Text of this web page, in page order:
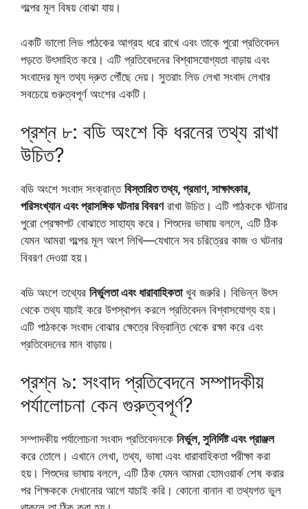
গল্পের মূল বিষয় বোঝা যায়।
একটি ভালো লিড পাঠকের আগ্রহ ধরে রাখে এবং তাকে পুরো প্রতিবেদন
পড়তে উৎসাহিত করে। এটি প্রতিবেদনের বিশ্বাসযোগ্যতা বাড়ায় এবং
সংবাদের মূল তথ্য দ্রুত পৌঁছে দেয়। সুতরাং লিড লেখা সংবাদ লেখার
সবচেয়ে গুরুত্বপূর্ণ অংশের একটি।
প্রশ্ন ৮: বডি অংশে কি ধরনের তথ্য রাখা
উচিত?
বডি অংশে সংবাদ সংক্রান্ত বিস্তারিত তথ্য, প্রমাণ, সাক্ষাৎকার,
পরিসংখ্যান এবং প্রাসঙ্গিক ঘটনার বিবরণরাখা উচিত। এটি পাঠককে ঘটনার
পুরো প্রেক্ষাপট বোঝাতে সাহায্য করে। শিশুদের ভাষায় বললে, এটি ঠিক
যেমন আমরা গল্পের মূল অংশ লিখি—যেখানে সব চরিত্রের কাজ ও ঘটনার
বিবরণ দেওয়া হয়।
বডি অংশে তথ্যের নির্ভুলতা এবং ধারাবাহিকতাখুব জরুরি। বিভিন্ন উৎস
থেকে তথ্য যাচাই করে উপস্থাপন করলে প্রতিবেদন বিশ্বাসযোগ্য হয়।
এটি পাঠককে সংবাদ বোঝার ক্ষেত্রে বিভ্রান্তি থেকে রক্ষা করে এবং
প্রতিবেদনের মান বাড়ায়।
প্রশ্ন ৯: সংবাদ প্রতিবেদনে সম্পাদকীয়
পর্যালোচনা কেন গুরুত্বপূর্ণ?
সম্পাদকীয় পর্যালোচনা সংবাদ প্রতিবেদনকে নির্ভুল, সুনির্দিষ্ট এবং প্রাঞ্জল
করে তোলে। এখানে লেখা, তথ্য, ভাষা এবং ধারাবাহিকতা পরীক্ষা করা
হয়। শিশুদের ভাষায় বললে, এটি ঠিক যেমন আমরা হোমওয়ার্ক শেষ করার
পর শিক্ষককে দেখানোর আগে যাচাই করি। কোনো বানান বা তথ্যগত ভুল